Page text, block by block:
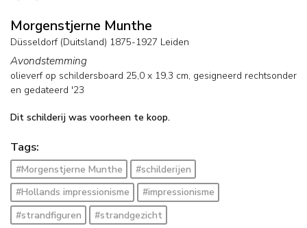
Morgenstjerne Munthe
Düsseldorf (Duitsland) 1875-1927 Leiden
Avondstemming
olieverf op schildersboard 25,0 x 19,3 cm, gesigneerd rechtsonder
en gedateerd '23
Dit schilderij was voorheen te koop.
Tags:
#Morgenstjerne Munthe
#schilderijen
#Hollands impressionisme
#impressionisme
#strandfiguren
#strandgezicht